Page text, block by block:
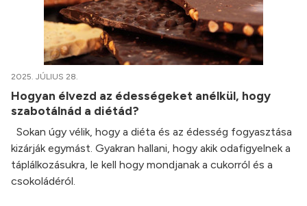
2025. JÚLIUS 28.
Hogyan élvezd az édességeket anélkül, hogy
szabotálnád a diétád?
Sokan úgy vélik, hogy a diéta és az édesség fogyasztása
kizárják egymást. Gyakran hallani, hogy akik odafigyelnek a
táplálkozásukra, le kell hogy mondjanak a cukorról és a
csokoládéról.